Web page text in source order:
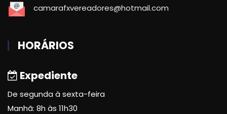
camarafxvereadores@hotmail.com
HORÁRIOS
Expediente
De segunda à sexta-feira
Manhã: 8h às 11h30